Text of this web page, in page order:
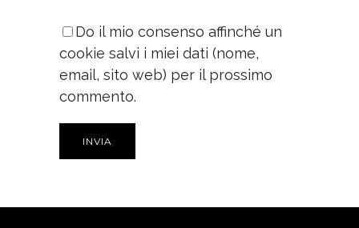
Do il mio consenso affinché un
cookie salvi i miei dati (nome,
email, sito web) per il prossimo
commento.